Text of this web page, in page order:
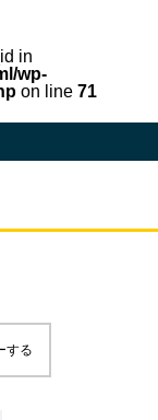
in
wp-
on line 71
する